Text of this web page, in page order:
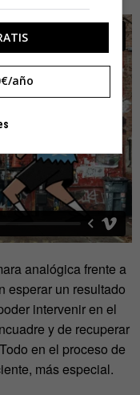
analógica frente a
esperar un resultado
intervenir en el
y de recuperar
en el proceso de
más especial.
año